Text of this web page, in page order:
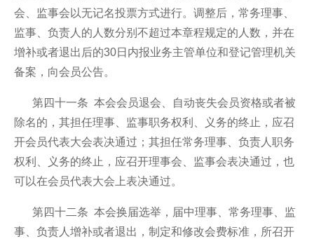
会、监事会以无记名投票方式进行。调整后，常务理事、
监事、负责人的人数分别不超过本章程规定的人数，并在
增补或者退出后的30日内报业务主管单位和登记管理机关
备案，向会员公告。
第四十一条 本会会员退会、自动丧失会员资格或者被
除名的，其担任理事、监事职务权利、义务的终止，应召
开会员代表大会表决通过；其担任常务理事、负责人职务
权利、义务的终止，应召开理事会、监事会表决通过，也
可以在会员代表大会上表决通过。
第四十二条 本会换届选举，届中理事、常务理事、监
事、负责人增补或者退出，制定和修改会费标准，所召开